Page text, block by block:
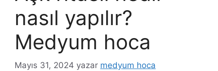
nasıl yapılır?
Medyum hoca
Mayıs 31, 2024 yazar medyum hoca